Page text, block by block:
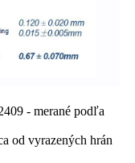
- merané podľa
od vyrazených hrán